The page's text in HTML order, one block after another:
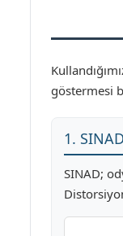
göstermesi
1.
SINAD;